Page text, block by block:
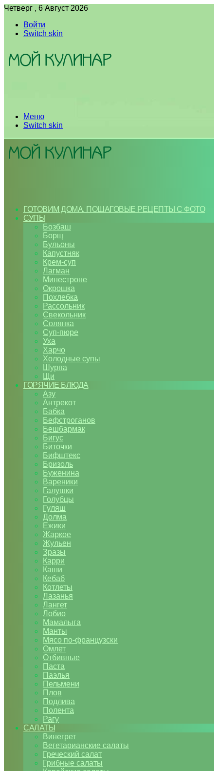
Четверг , 6 Август 2026
Войти
Switch skin
Меню
Switch skin
ГОТОВИМ ДОМА. ПОШАГОВЫЕ РЕЦЕПТЫ С ФОТО
СУПЫ
Бозбаш
Борщ
Бульоны
Капустняк
Крем-суп
Лагман
Минестроне
Окрошка
Похлебка
Рассольник
Свекольник
Солянка
Суп-пюре
Уха
Харчо
Холодные супы
Шурпа
Щи
ГОРЯЧИЕ БЛЮДА
Азу
Антрекот
Бабка
Бефстроганов
Бешбармак
Бигус
Биточки
Бифштекс
Бризоль
Буженина
Вареники
Галушки
Голубцы
Гуляш
Долма
Ежики
Жаркое
Жульен
Зразы
Карри
Каши
Кебаб
Котлеты
Лазанья
Лангет
Лобио
Мамалыга
Манты
Мясо по-французски
Омлет
Отбивные
Паста
Паэлья
Пельмени
Плов
Подлива
Полента
Рагу
САЛАТЫ
Винегрет
Вегетарианские салаты
Греческий салат
Грибные салаты